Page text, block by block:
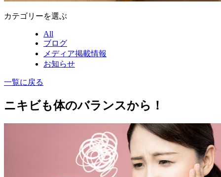
カテゴリーを選ぶ
All
ブログ
メディア掲載情報
お知らせ
一覧に戻る
ニキビも体のバランスから！